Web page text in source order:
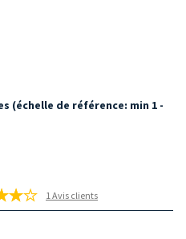
(échelle de référence: min 1 -
1 Avis clients